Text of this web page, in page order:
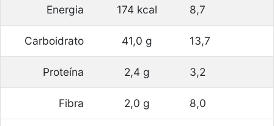
Energia 174 kcal 8,7
Carboidrato 41,0 g 13,7
Proteína 2,4 g 3,2
Fibra 2,0 g 8,0